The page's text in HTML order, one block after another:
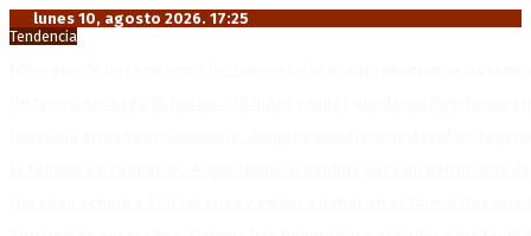
lunes 10, agosto 2026. 17:25
Tendencia